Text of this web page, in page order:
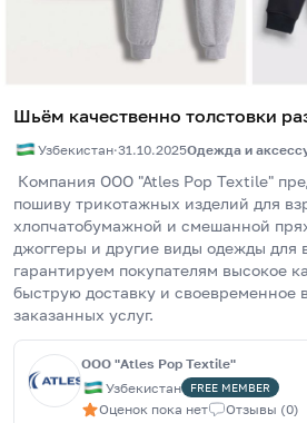
Шьём качественно толстовки
Узбекистан·31.10.2025Одежда и
пошиву трикотажных изделий для
хлопчатобумажной и смешанной
джоггеры и другие виды одежды для
гарантируем покупателям высокое
быструю доставку и своевременное
заказанных услуг.
ООО "Atles Pop Textile"
Узбекистан
FREE MEMBER
Оценок пока нет Отзывы (0)